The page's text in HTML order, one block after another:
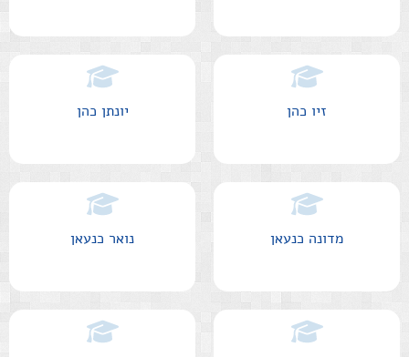
זיו כהן יונתן כהן
מדונה כנעאן נואר כנעאן